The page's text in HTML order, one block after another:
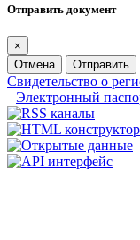
Отправить документ
×
Отмена
Отправить
Свидетельство о
Электронный